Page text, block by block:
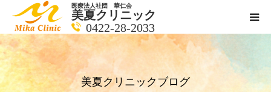
医療法人社団 華仁会
美夏クリニック
0422-28-2033
美夏クリニックブログ
医師紹介
診療科目